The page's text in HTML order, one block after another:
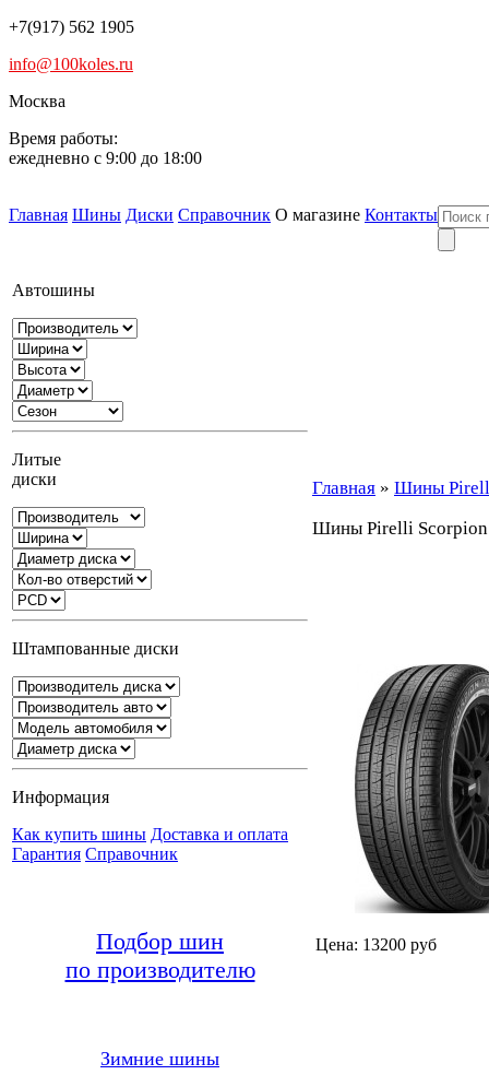
+7(917) 562 1905
info@100koles.ru
Москва
Время работы:
ежедневно с 9:00 до 18:00
Главная Шины Диски Справочник О магазине Контакты
Автошины
Литые
диски
Штампованные диски
Информация
Как купить шины Доставка и оплата
Гарантия Справочник
Подбор шин
по производителю
Зимние шины
Главная » Шины
Шины Pirelli Scorpion
Цена: 13200 руб